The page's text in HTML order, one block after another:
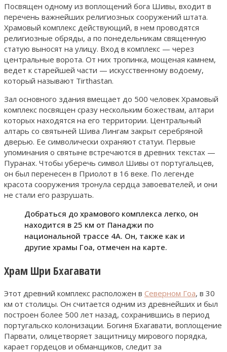
Посвящен одному из воплощений бога Шивы, входит в
перечень важнейших религиозных сооружений штата.
Храмовый комплекс действующий, в нем проводятся
религиозные обряды, а по понедельникам священную
статую выносят на улицу. Вход в комплекс — через
центральные ворота. От них тропинка, мощеная камнем,
ведет к старейшей части — искусственному водоему,
который называют Tirthastan.
Зал основного здания вмещает до 500 человек Храмовый
комплекс посвящен сразу нескольким божествам, алтари
которых находятся на его территории. Центральный
алтарь со святыней Шива Лингам закрыт серебряной
дверью. Ее символически охраняют статуи. Первые
упоминания о святыне встречаются в древних текстах —
Пуранах. Чтобы уберечь символ Шивы от португальцев,
он был перенесен в Приолот в 16 веке. По легенде
красота сооружения тронула сердца завоевателей, и они
не стали его разрушать.
Добраться до храмового комплекса легко, он
находится в 25 км от Панаджи по
национальной трассе 4А. Он, также как и
другие храмы Гоа, отмечен на карте.
Храм Шри Бхагавати
Этот древний комплекс расположен в Северном Гоа, в 30
км от столицы. Он считается одним из древнейших и был
построен более 500 лет назад, сохранившись в период
португальско колонизации. Богиня Бхагавати, воплощение
Парвати, олицетворяет защитницу мирового порядка,
карает гордецов и обманщиков, следит за